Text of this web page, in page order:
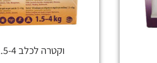
וקטרה לכלב 1.5-4 ק"ג